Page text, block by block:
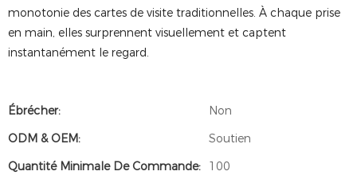
monotonie des cartes de visite traditionnelles. À chaque prise
en main, elles surprennent visuellement et captent
instantanément le regard.
Ébrécher:
Non
ODM & OEM:
Soutien
Quantité Minimale De Commande:
100